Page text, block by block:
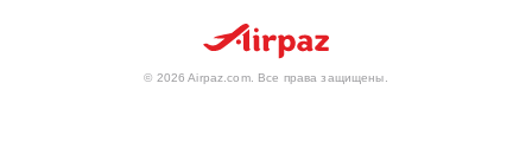
© 2026 Airpaz.com. Все права защищены.